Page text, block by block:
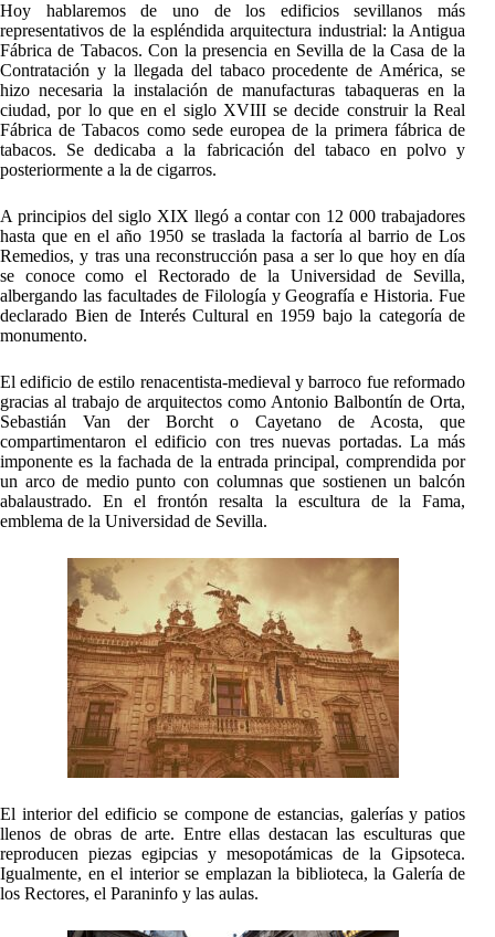
Hoy hablaremos de uno de los edificios sevillanos más
representativos de la espléndida arquitectura industrial: la Antigua
Fábrica de Tabacos. Con la presencia en Sevilla de la Casa de la
Contratación y la llegada del tabaco procedente de América, se
hizo necesaria la instalación de manufacturas tabaqueras en la
ciudad, por lo que en el siglo XVIII se decide construir la Real
Fábrica de Tabacos como sede europea de la primera fábrica de
tabacos. Se dedicaba a la fabricación del tabaco en polvo y
posteriormente a la de cigarros.
A principios del siglo XIX llegó a contar con 12 000 trabajadores
hasta que en el año 1950 se traslada la factoría al barrio de Los
Remedios, y tras una reconstrucción pasa a ser lo que hoy en día
se conoce como el Rectorado de la Universidad de Sevilla,
albergando las facultades de Filología y Geografía e Historia. Fue
declarado Bien de Interés Cultural en 1959 bajo la categoría de
monumento.
El edificio de estilo renacentista-medieval y barroco fue reformado
gracias al trabajo de arquitectos como Antonio Balbontín de Orta,
Sebastián Van der Borcht o Cayetano de Acosta, que
compartimentaron el edificio con tres nuevas portadas. La más
imponente es la fachada de la entrada principal, comprendida por
un arco de medio punto con columnas que sostienen un balcón
abalaustrado. En el frontón resalta la escultura de la Fama,
emblema de la Universidad de Sevilla.
El interior del edificio se compone de estancias, galerías y patios
llenos de obras de arte. Entre ellas destacan las esculturas que
reproducen piezas egipcias y mesopotámicas de la Gipsoteca.
Igualmente, en el interior se emplazan la biblioteca, la Galería de
los Rectores, el Paraninfo y las aulas.